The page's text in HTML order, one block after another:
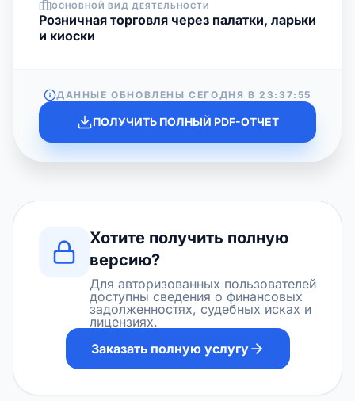
ОСНОВНОЙ ВИД ДЕЯТЕЛЬНОСТИ
Розничная торговля через палатки, ларьки
и киоски
ДАННЫЕ ОБНОВЛЕНЫ СЕГОДНЯ В23:37:55
ПОЛУЧИТЬ ПОЛНЫЙ PDF-ОТЧЕТ
Хотите получить полную
версию?
Для авторизованных пользователей
доступны сведения о финансовых
задолженностях, судебных исках и
лицензиях.
Заказать полную услугу